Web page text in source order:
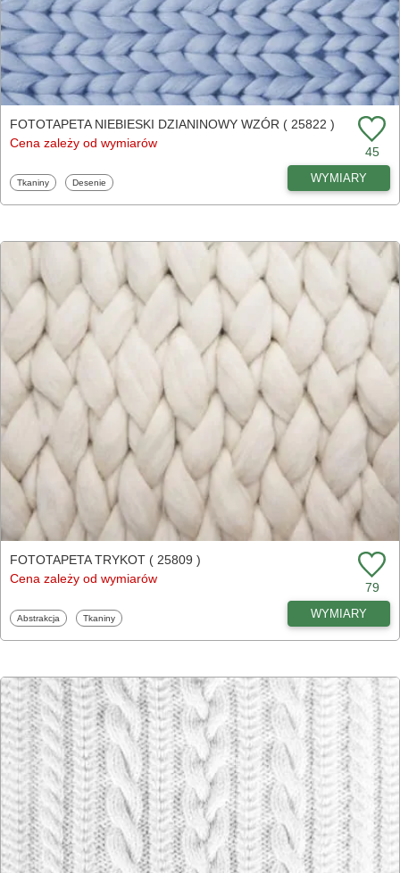
FOTOTAPETA NIEBIESKI DZIANINOWY WZÓR ( 25822 )
Cena zależy od wymiarów
45
Fototapety
Tkaniny Fototapety
Desenie WYMIARY
FOTOTAPETA TRYKOT ( 25809 )
Cena zależy od wymiarów
79
Fototapety
Abstrakcja Fototapety
Tkaniny WYMIARY